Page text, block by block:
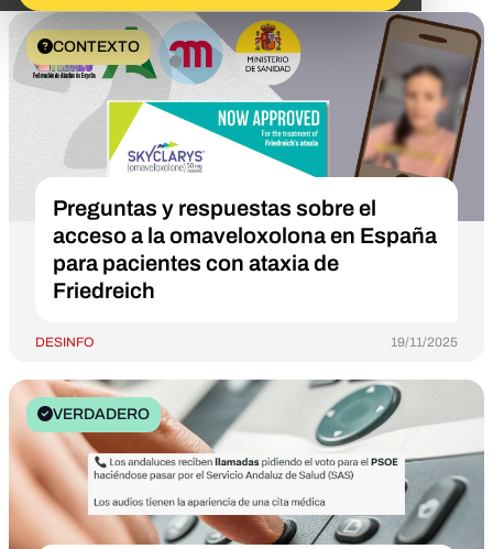
CONTEXTO
Preguntas y respuestas sobre el
acceso a la omaveloxolona en España
para pacientes con ataxia de
Friedreich
DESINFO 19/11/2025
VERDADERO